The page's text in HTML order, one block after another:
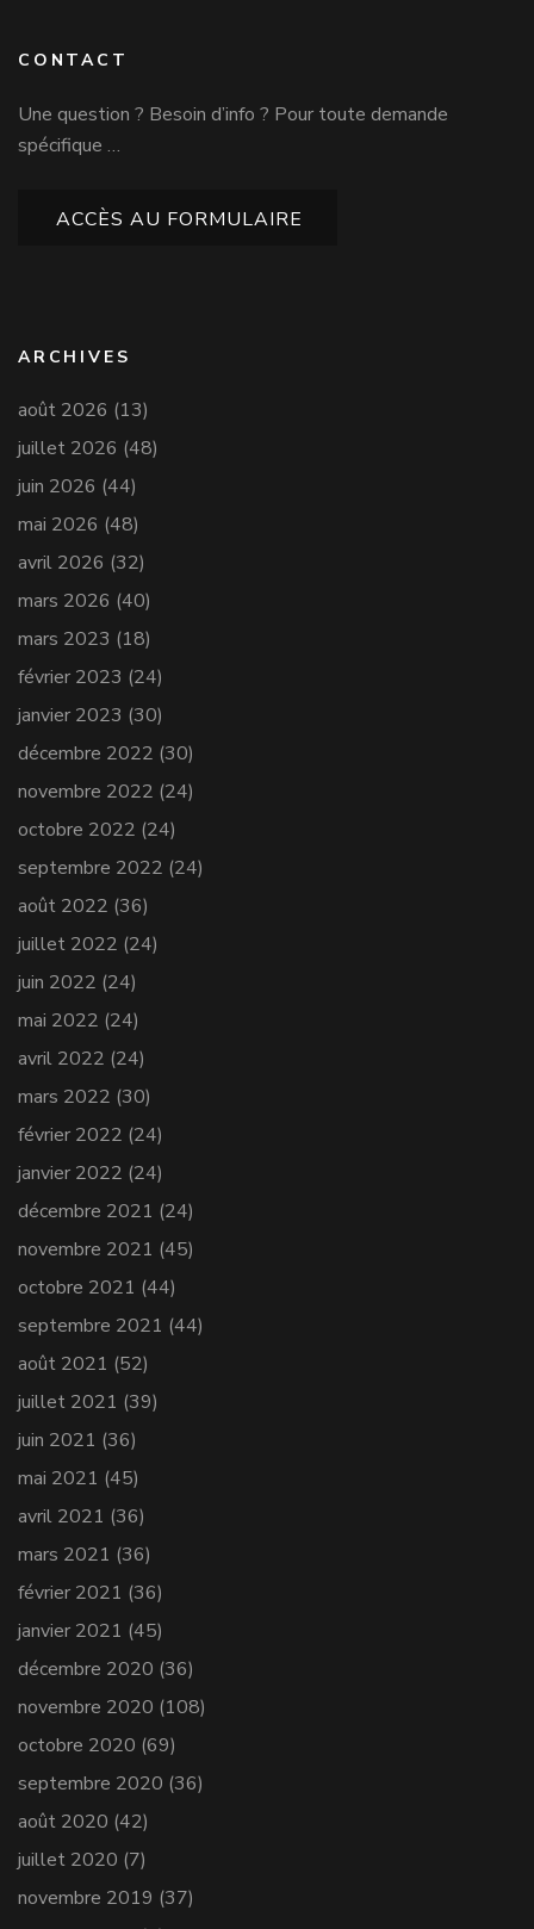
CONTACT
Une question ? Besoin d’info ? Pour toute demande
spécifique …
ACCÈS AU FORMULAIRE
ARCHIVES
août 2026 (13)
juillet 2026 (48)
juin 2026 (44)
mai 2026 (48)
avril 2026 (32)
mars 2026 (40)
mars 2023 (18)
février 2023 (24)
janvier 2023 (30)
décembre 2022 (30)
novembre 2022 (24)
octobre 2022 (24)
septembre 2022 (24)
août 2022 (36)
juillet 2022 (24)
juin 2022 (24)
mai 2022 (24)
avril 2022 (24)
mars 2022 (30)
février 2022 (24)
janvier 2022 (24)
décembre 2021 (24)
novembre 2021 (45)
octobre 2021 (44)
septembre 2021 (44)
août 2021 (52)
juillet 2021 (39)
juin 2021 (36)
mai 2021 (45)
avril 2021 (36)
mars 2021 (36)
février 2021 (36)
janvier 2021 (45)
décembre 2020 (36)
novembre 2020 (108)
octobre 2020 (69)
septembre 2020 (36)
août 2020 (42)
juillet 2020 (7)
novembre 2019 (37)